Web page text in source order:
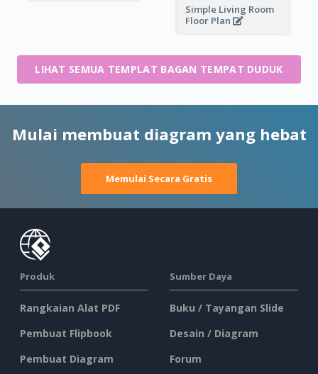
Simple Living Room
Floor Plan
LIHAT SEMUA TEMPLAT BAGAN TEMPAT DUDUK
Mulai membuat diagram yang hebat
Memulai Secara Gratis
Produk
Rangkaian Alat PDF
Pembuat Flipbook
Pembuat Diagram
Sumber Daya
Buku / Tayangan Slide
Desain / Diagram
Forum